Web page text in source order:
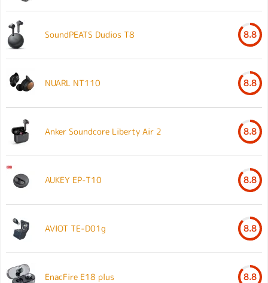
SoundPEATS Dudios T8 8.8
NUARL NT110 8.8
Anker Soundcore Liberty Air 2 8.8
AUKEY EP-T10 8.8
AVIOT TE-D01g 8.8
EnacFire E18 plus 8.8